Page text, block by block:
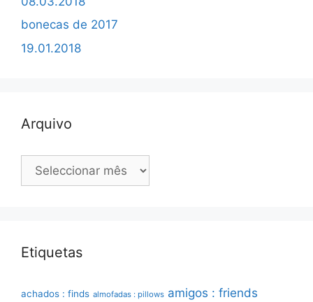
bonecas de 2017
19.01.2018
Arquivo
Arquivo
Etiquetas
achados : finds almofadas : pillows amigos : friends